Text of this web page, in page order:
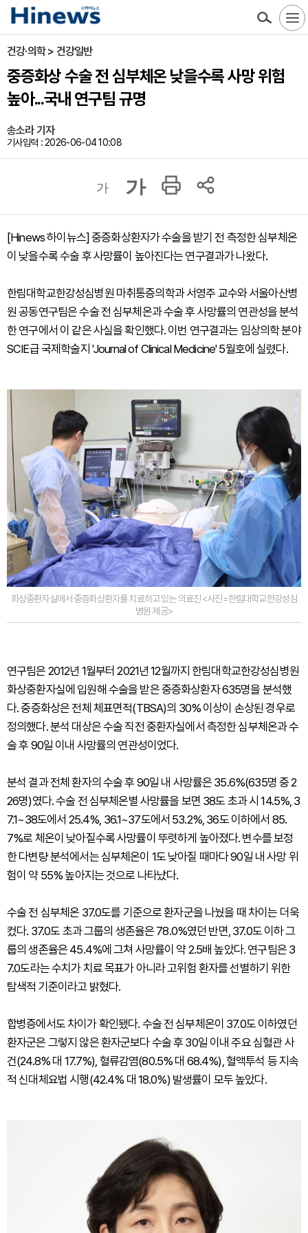
건강·의학 > 건강일반
중증화상 수술 전 심부체온 낮을수록 사망 위험
높아...국내 연구팀 규명
송소라 기자
기사입력 : 2026-06-04 10:08
가 가
[Hinews 하이뉴스] 중증화상환자가 수술을 받기 전 측정한 심부체온
이 낮을수록 수술 후 사망률이 높아진다는 연구결과가 나왔다.
한림대학교한강성심병원 마취통증의학과 서영주 교수와 서울아산병
원 공동연구팀은 수술 전 심부체온과 수술 후 사망률의 연관성을 분석
한 연구에서 이 같은 사실을 확인했다. 이번 연구결과는 임상의학 분야
SCIE급 국제학술지 'Journal of Clinical Medicine' 5월호에 실렸다.
화상중환자실에서 중증화상환자를 치료하고 있는 의료진 <사진=한림대학교한강성심
병원 제공>
연구팀은 2012년 1월부터 2021년 12월까지 한림대학교한강성심병원
화상중환자실에 입원해 수술을 받은 중증화상환자 635명을 분석했
다. 중증화상은 전체 체표면적(TBSA)의 30% 이상이 손상된 경우로
정의했다. 분석 대상은 수술 직전 중환자실에서 측정한 심부체온과 수
술 후 90일 이내 사망률의 연관성이었다.
분석 결과 전체 환자의 수술 후 90일 내 사망률은 35.6%(635명 중 2
26명)였다. 수술 전 심부체온별 사망률을 보면 38도 초과 시 14.5%, 3
7.1~38도에서 25.4%, 36.1~37도에서 53.2%, 36도 이하에서 85.
7%로 체온이 낮아질수록 사망률이 뚜렷하게 높아졌다. 변수를 보정
한 다변량 분석에서는 심부체온이 1도 낮아질 때마다 90일 내 사망 위
험이 약 55% 높아지는 것으로 나타났다.
수술 전 심부체온 37.0도를 기준으로 환자군을 나눴을 때 차이는 더욱
컸다. 37.0도 초과 그룹의 생존율은 78.0%였던 반면, 37.0도 이하 그
룹의 생존율은 45.4%에 그쳐 사망률이 약 2.5배 높았다. 연구팀은 3
7.0도라는 수치가 치료 목표가 아니라 고위험 환자를 선별하기 위한
탐색적 기준이라고 밝혔다.
합병증에서도 차이가 확인됐다. 수술 전 심부체온이 37.0도 이하였던
환자군은 그렇지 않은 환자군보다 수술 후 30일 이내 주요 심혈관 사
건(24.8% 대 17.7%), 혈류감염(80.5% 대 68.4%), 혈액투석 등 지속
적 신대체요법 시행(42.4% 대 18.0%) 발생률이 모두 높았다.